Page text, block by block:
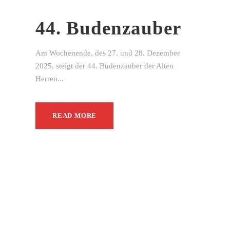
44. Budenzauber
Am Wochenende, des 27. und 28. Dezember
2025, steigt der 44. Budenzauber der Alten
Herren...
READ MORE